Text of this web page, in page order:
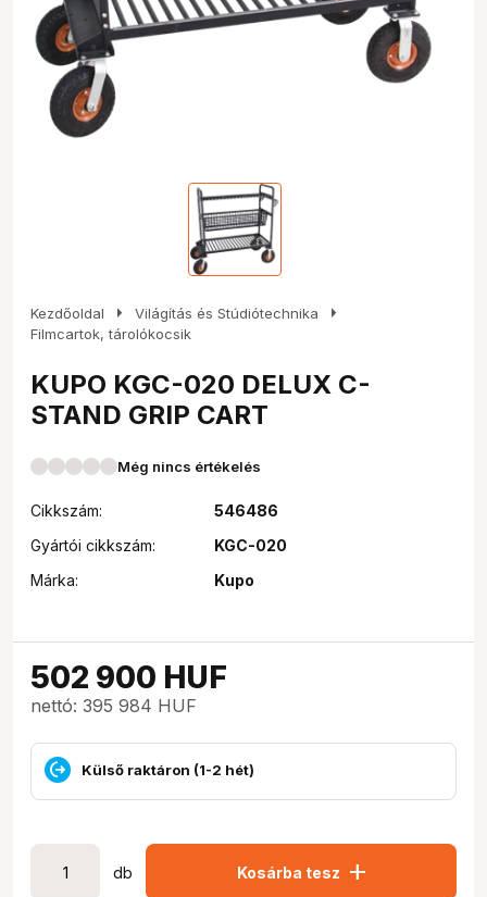
Kezdőoldal arrow_right Világítás és Stúdiótechnika arrow_right
Filmcartok, tárolókocsik
KUPO KGC-020 DELUX C-
STAND GRIP CART
Még nincs értékelés
Cikkszám:
546486
Gyártói cikkszám:
KGC-020
Márka:
Kupo
502 900 HUF
nettó: 395 984 HUF
Külső raktáron (1-2 hét)
db Kosárba tesz add